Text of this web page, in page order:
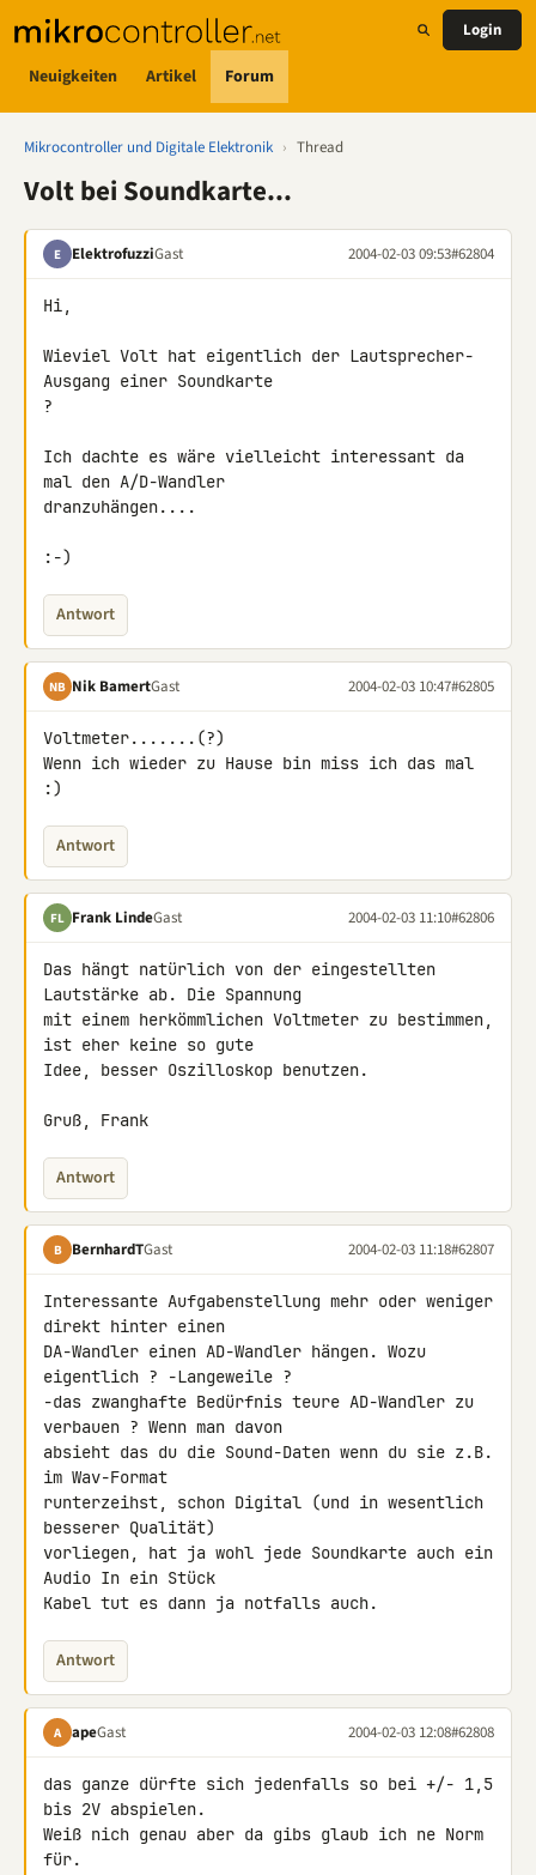
Neuigkeiten Artikel Forum
Login
Mikrocontroller und Digitale Elektronik › Thread
Volt bei Soundkarte...
E ElektrofuzziGast 2004-02-03 09:53#62804
Hi,
Wieviel Volt hat eigentlich der Lautsprecher-
Ausgang einer Soundkarte
?
Ich dachte es wäre vielleicht interessant da
mal den A/D-Wandler
dranzuhängen....
:-)
Antwort
NB Nik BamertGast 2004-02-03 10:47#62805
Voltmeter.......(?)
Wenn ich wieder zu Hause bin miss ich das mal
:)
Antwort
FL Frank LindeGast 2004-02-03 11:10#62806
Das hängt natürlich von der eingestellten
Lautstärke ab. Die Spannung
mit einem herkömmlichen Voltmeter zu bestimmen,
ist eher keine so gute
Idee, besser Oszilloskop benutzen.
Gruß, Frank
Antwort
B BernhardTGast 2004-02-03 11:18#62807
Interessante Aufgabenstellung mehr oder weniger
direkt hinter einen
DA-Wandler einen AD-Wandler hängen. Wozu
eigentlich ? -Langeweile ?
-das zwanghafte Bedürfnis teure AD-Wandler zu
verbauen ? Wenn man davon
absieht das du die Sound-Daten wenn du sie z.B.
im Wav-Format
runterzeihst, schon Digital (und in wesentlich
besserer Qualität)
vorliegen, hat ja wohl jede Soundkarte auch ein
Audio In ein Stück
Kabel tut es dann ja notfalls auch.
Antwort
A apeGast 2004-02-03 12:08#62808
das ganze dürfte sich jedenfalls so bei +/- 1,5
bis 2V abspielen.
Weiß nich genau aber da gibs glaub ich ne Norm
für.